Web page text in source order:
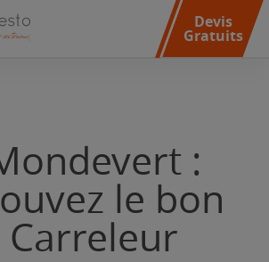
Devis
Gratuits
:
le bon
Carreleur